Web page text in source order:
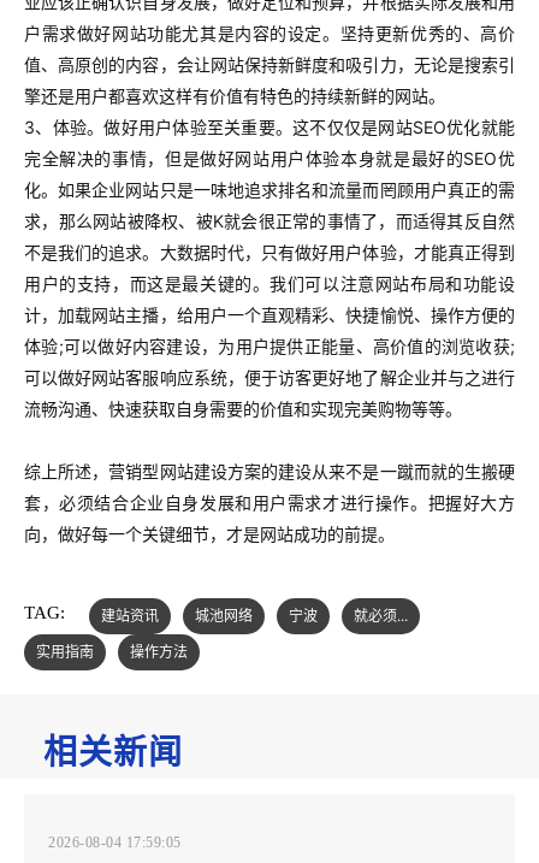
户需求做好网站功能尤其是内容的设定。坚持更新优秀的、高价
值、高原创的内容，会让网站保持新鲜度和吸引力，无论是搜索引
擎还是用户都喜欢这样有价值有特色的持续新鲜的网站。
3、体验。做好用户体验至关重要。这不仅仅是网站SEO优化就能
完全解决的事情，但是做好网站用户体验本身就是最好的SEO优
化。如果企业网站只是一味地追求排名和流量而罔顾用户真正的需
求，那么网站被降权、被K就会很正常的事情了，而适得其反自然
不是我们的追求。大数据时代，只有做好用户体验，才能真正得到
用户的支持，而这是最关键的。我们可以注意网站布局和功能设
计，加载网站主播，给用户一个直观精彩、快捷愉悦、操作方便的
体验;可以做好内容建设，为用户提供正能量、高价值的浏览收获;
可以做好网站客服响应系统，便于访客更好地了解企业并与之进行
流畅沟通、快速获取自身需要的价值和实现完美购物等等。
综上所述，营销型网站建设方案的建设从来不是一蹴而就的生搬硬
套，必须结合企业自身发展和用户需求才进行操作。把握好大方
向，做好每一个关键细节，才是网站成功的前提。
TAG: 建站资讯 城池网络 宁波
就必须...
实用指南
操作方法
相关新闻
2026-08-04 17:59:05